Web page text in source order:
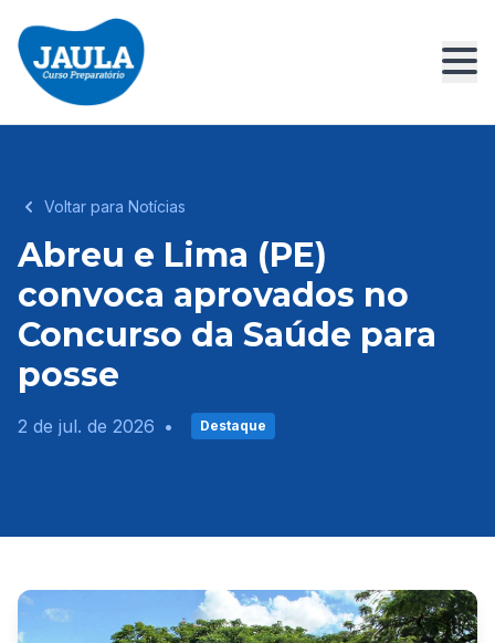
Voltar para Notícias
Abreu e Lima (PE)
convoca aprovados no
Concurso da Saúde para
posse
2 de jul. de 2026 • Destaque